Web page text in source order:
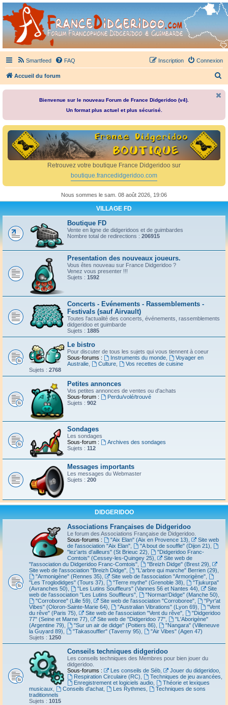
France Didgeridoo
Didgeridoo et Guimbarde sur France Didgeridoo - retrouvez la communauté.
Smartfeed FAQ Connexion
Inscription
Accueil du forum
e
r
Bienvenue sur le nouveau Forum de France Didgeridoo (v4).
Un format plus actuel et plus sécurisé.
Retrouvez votre boutique France Didgeridoo sur
boutique.francedidgeridoo.com
Nous sommes le sam. 08 août 2026, 19:06
VILLAGE FD
Boutique FD
Vente en ligne de didgeridoos et de guimbardes
Nombre total de redirections : 206915
Presentation des nouveaux joueurs.
Vous êtes nouveau sur France Didgeridoo ?
Venez vous presenter !!!
Sujets : 1592
Concerts - Evénements - Rassemblements -
Festivals (sauf Airvault)
Toutes l'actualité des concerts, événements, rassemblements
didgeridoo et guimbarde
Sujets : 1885
Le bistro
Pour discuter de tous les sujets qui vous tiennent à coeur
Sous-forums :
Instruments du monde,
Voyager en
Australie
Culture,
Vos recettes de cuisine
Sujets : 2768
Petites annonces
Vos petites annonces de ventes ou d'achats
Sous-forum :
Perdu/volé/trouvé
Sujets : 902
Sondages
Les sondages
Sous-forum :
Archives des sondages
Sujets : 112
Messages importants
Les messages du Webmaster
Sujets : 200
DIDGERIDOO
Associations Françaises de Didgeridoo
Le forum des Associations Française de Didgeridoo.
Sous-forums :
"Aix Elan" (Aix en Provence 13)
Site web
de l'association "Aix Elan"
"A bout de souffle" (Dijon 21)
"lez'arts d'ailleurs" (St Brieuc 22)
"Didgeridoo Franc-
Comtois" (Cessey-les-Quingey 25)
Site web de
"l'association du Didgeridoo Franc-Comtois"
"Breizh Didge" (Brest 29)
Site web de l'association "Breizh Didge"
"L'arbre qui marche" Berrien (29)
"Armonigène" (Rennes 35)
Site web de l'association "Armorigène",
"Les Troglodidges" (Tours 37)
"Terre mythe" (Grenoble 38)
"Tjukurpa"
(Avranches 50)
"Les Lutins Souffleurs" (Vannes 56 et Nantes 44)
Site
web de l'association "Les Lutins Souffleurs"
"Norman'Didge" (Manche 50)
"Corroboree" (Lille 59)
Site web de l'association "Corroboree",
"Pyr'at
Vibes" (Oloron-Sainte-Marie 64)
"Australian Vibrations" (Lyon 69)
"Vent
du rêve" (Paris 75)
Site web de l'association "Vent du rêve",
"Didgeridoo
77" (Seine et Marne 77)
Site web de "Didgeridoo 77",
"L'Aborigène"
(Argentine 79)
"Sur un air de didge" (Poitiers 86)
"Nangara" (Villeneuve
la Guyard 89)
"Takasouffler" (Taverny 95)
"Air Vibes" (Agen 47)
Sujets : 1250
Conseils techniques didgeridoo
Les conseils techniques des Membres pour bien jouer du
didgeridoo.
Sous-forums :
Les conseils de Séb, Jouer du didgeridoo,
Respiration Circulaire (RC)
Techniques de jeu avancées
Enregistrement et logiciels audio,
Théorie et lexiques
musicaux
Conseils d'achat, Les Rythmes
Techniques de sons
traditionnels
Sujets : 1015